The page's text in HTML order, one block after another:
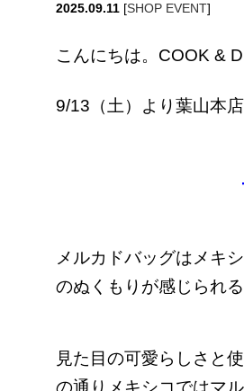
2025.09.11 [SHOP EVENT]
こんにちは。COOK &
9/13（土）より葉山本
メルカドバッグはメキ
のぬくもりが感じられる
見た目の可愛らしさと
の通りメキシコではマ